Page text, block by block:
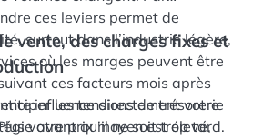
ces leviers permet de
surtout dans l’industrie légère,
où les marges peuvent être
ces facteurs mois après
les tensions de trésorerie
avant qu’il ne soit trop tard.
vente, des charges fixes et
influence directement votre
votre prix moyen est élevé,